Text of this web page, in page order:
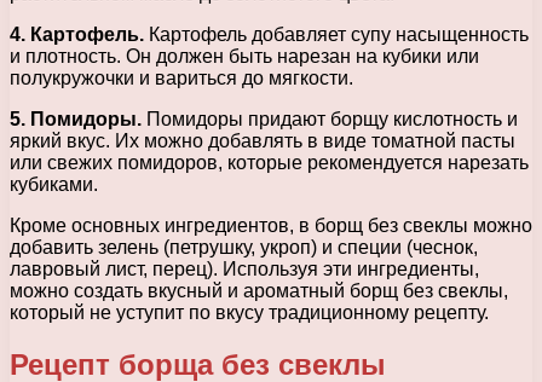
4. Картофель. Картофель добавляет супу насыщенность
и плотность. Он должен быть нарезан на кубики или
полукружочки и вариться до мягкости.
5. Помидоры. Помидоры придают борщу кислотность и
яркий вкус. Их можно добавлять в виде томатной пасты
или свежих помидоров, которые рекомендуется нарезать
кубиками.
Кроме основных ингредиентов, в борщ без свеклы можно
добавить зелень (петрушку, укроп) и специи (чеснок,
лавровый лист, перец). Используя эти ингредиенты,
можно создать вкусный и ароматный борщ без свеклы,
который не уступит по вкусу традиционному рецепту.
Рецепт борща без свеклы